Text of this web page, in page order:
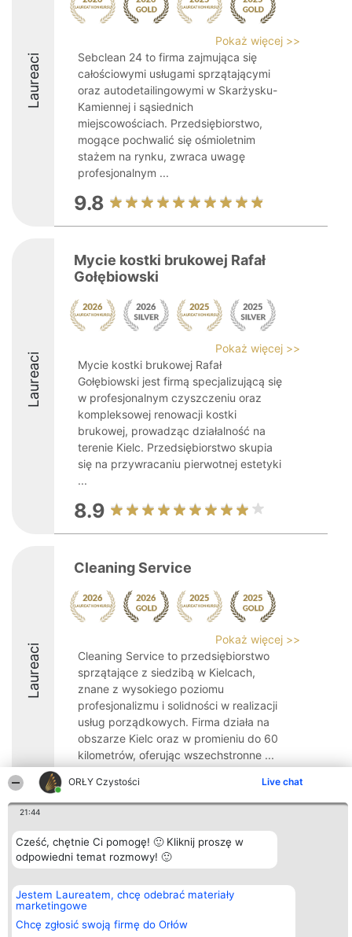
ORŁY Czystości Live chat
21:44
Cześć, chętnie Ci pomogę! 🙂 Kliknij proszę w
odpowiedni temat rozmowy! 🙂
Jestem Laureatem, chcę odebrać materiały
marketingowe
Chcę zgłosić swoją firmę do Orłów
Laureaci
Pokaż więcej >>
Sebclean 24 to firma zajmująca się
całościowymi usługami sprzątającymi
oraz autodetailingowymi w Skarżysku-
Kamiennej i sąsiednich
miejscowościach. Przedsiębiorstwo,
mogące pochwalić się ośmioletnim
stażem na rynku, zwraca uwagę
profesjonalnym ...
9.8
Laureaci
Mycie kostki brukowej Rafał
Gołębiowski
Pokaż więcej >>
Mycie kostki brukowej Rafał
Gołębiowski jest firmą specjalizującą się
w profesjonalnym czyszczeniu oraz
kompleksowej renowacji kostki
brukowej, prowadząc działalność na
terenie Kielc. Przedsiębiorstwo skupia
się na przywracaniu pierwotnej estetyki
...
8.9
Laureaci
Cleaning Service
Pokaż więcej >>
Cleaning Service to przedsiębiorstwo
sprzątające z siedzibą w Kielcach,
znane z wysokiego poziomu
profesjonalizmu i solidności w realizacji
usług porządkowych. Firma działa na
obszarze Kielc oraz w promieniu do 60
kilometrów, oferując wszechstronne ...
9.8
Organizator plebiscytu
Bright Side Solutions sp. z o.
o. sp. k.
Wrocław 50-079
KRS 0000749100 | Regon
381313360 | NIP 8943132676
+48 508 492 400
Plebiscyt
Laureaci
Lista
Laureatów
Zasady
Polityka
Kontakt